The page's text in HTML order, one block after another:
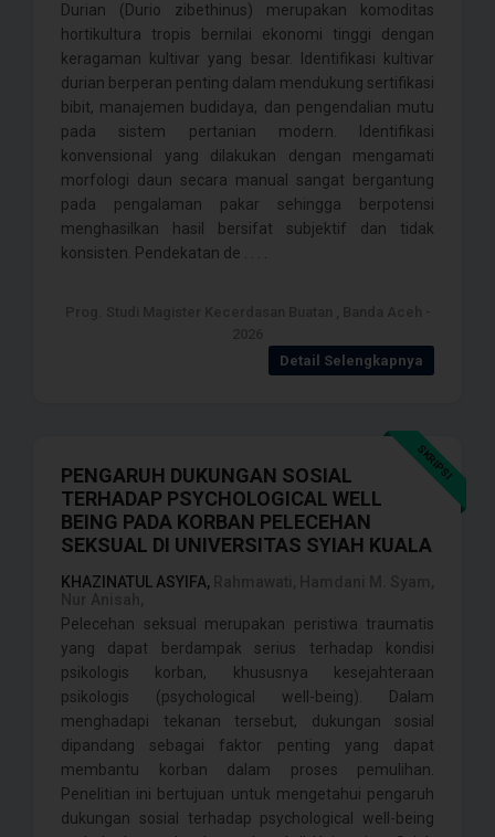
Durian (Durio zibethinus) merupakan komoditas
hortikultura tropis bernilai ekonomi tinggi dengan
keragaman kultivar yang besar. Identifikasi kultivar
durian berperan penting dalam mendukung sertifikasi
bibit, manajemen budidaya, dan pengendalian mutu
pada sistem pertanian modern. Identifikasi
konvensional yang dilakukan dengan mengamati
morfologi daun secara manual sangat bergantung
pada pengalaman pakar sehingga berpotensi
menghasilkan hasil bersifat subjektif dan tidak
konsisten. Pendekatan de . . . .
Detail Selengkapnya
SKRIPSI
PENGARUH DUKUNGAN SOSIAL
TERHADAP PSYCHOLOGICAL WELL
BEING PADA KORBAN PELECEHAN
SEKSUAL DI UNIVERSITAS SYIAH KUALA
KHAZINATUL ASYIFA,
Pelecehan seksual merupakan peristiwa traumatis
yang dapat berdampak serius terhadap kondisi
psikologis korban, khususnya kesejahteraan
psikologis (psychological well-being). Dalam
menghadapi tekanan tersebut, dukungan sosial
dipandang sebagai faktor penting yang dapat
membantu korban dalam proses pemulihan.
Penelitian ini bertujuan untuk mengetahui pengaruh
dukungan sosial terhadap psychological well-being